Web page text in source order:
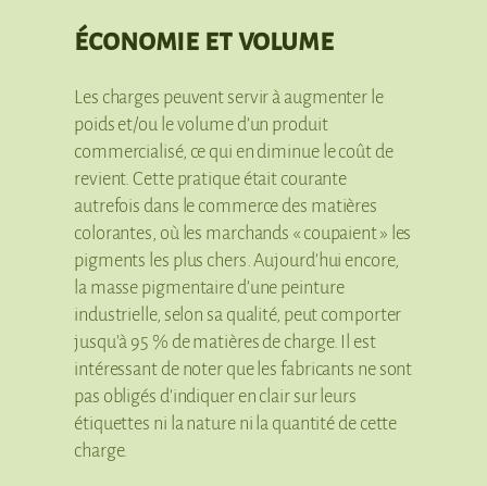
économie et volume
Les charges peuvent servir à augmenter le
poids et/ou le volume d’un produit
commercialisé, ce qui en diminue le coût de
revient. Cette pratique était courante
autrefois dans le commerce des matières
colorantes, où les marchands « coupaient » les
pigments les plus chers. Aujourd’hui encore,
la masse pigmentaire d’une peinture
industrielle, selon sa qualité, peut comporter
jusqu’à 95 % de matières de charge. Il est
intéressant de noter que les fabricants ne sont
pas obligés d’indiquer en clair sur leurs
étiquettes ni la nature ni la quantité de cette
charge.